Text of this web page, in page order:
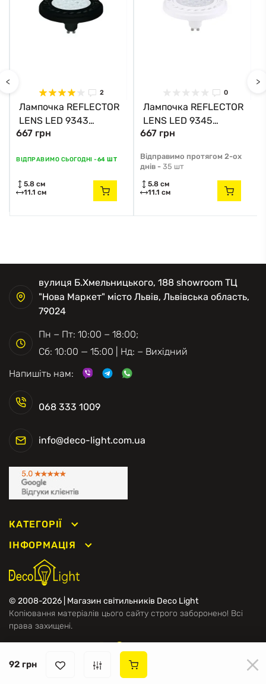
<
2
Лампочка REFLECTOR
LENS LED 9343
Nowodvorski
667 грн
ВІДПРАВИМО СЬОГОДНІ -64 ШТ
5.8 см
11.1 см
0
Лампочка REFLECTOR
LENS LED 9345
Nowodvorski
667 грн
Відправимо протягом 2-ох
днів - 35 шт
5.8 см
11.1 см
>
92 грн
© 2008-2026 | Магазин світильників Deco Light
Копіювання матеріалів цього сайту строго заборонено! Всі
права захищені.
Ми в соцмережах
КАТЕГОРІЇ
ІНФОРМАЦІЯ
068 333 1009
info@deco-light.com.ua
вулиця Б.Хмельницького, 188 showroom ТЦ
"Нова Маркет" місто Львів, Львівська область,
79024
Пн − Пт: 10:00 − 18:00;
Сб: 10:00 — 15:00 | Нд: − Вихідний
Напишіть нам: